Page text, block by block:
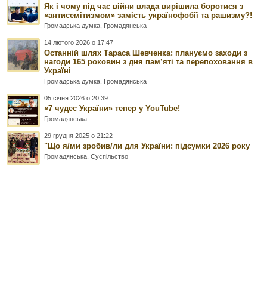
Як і чому під час війни влада вирішила боротися з
«антисемітизмом» замість українофобії та рашизму?!
Громадська думка Громадянська
14 лютого 2026 о 17:47
Останній шлях Тараса Шевченка: плануємо заходи з
нагоди 165 роковин з дня памʼяті та перепоховання в
Україні
Громадська думка Громадянська
05 січня 2026 о 20:39
«7 чудес України» тепер у YouTube!
Громадянська
29 грудня 2025 о 21:22
"Що я/ми зробив/ли для України: підсумки 2026 року
Громадянська ,Суспільство